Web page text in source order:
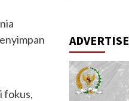
fokus,
ADVERTISE